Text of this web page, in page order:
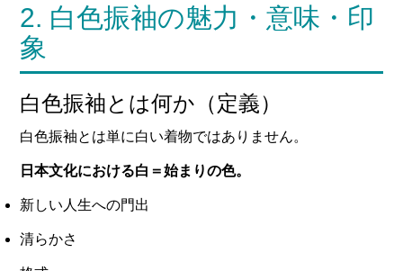
2. 白色振袖の魅力・意味・印
象
白色振袖とは何か（定義）
白色振袖とは単に白い着物ではありません。
日本文化における白＝始まりの色。
新しい人生への門出
清らかさ